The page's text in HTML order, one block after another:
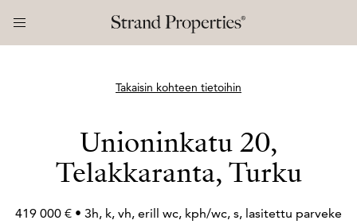
Takaisin kohteen tietoihin
Unioninkatu 20,
Telakkaranta, Turku
419 000 € • 3h, k, vh, erill wc, kph/wc, s, lasitettu parveke